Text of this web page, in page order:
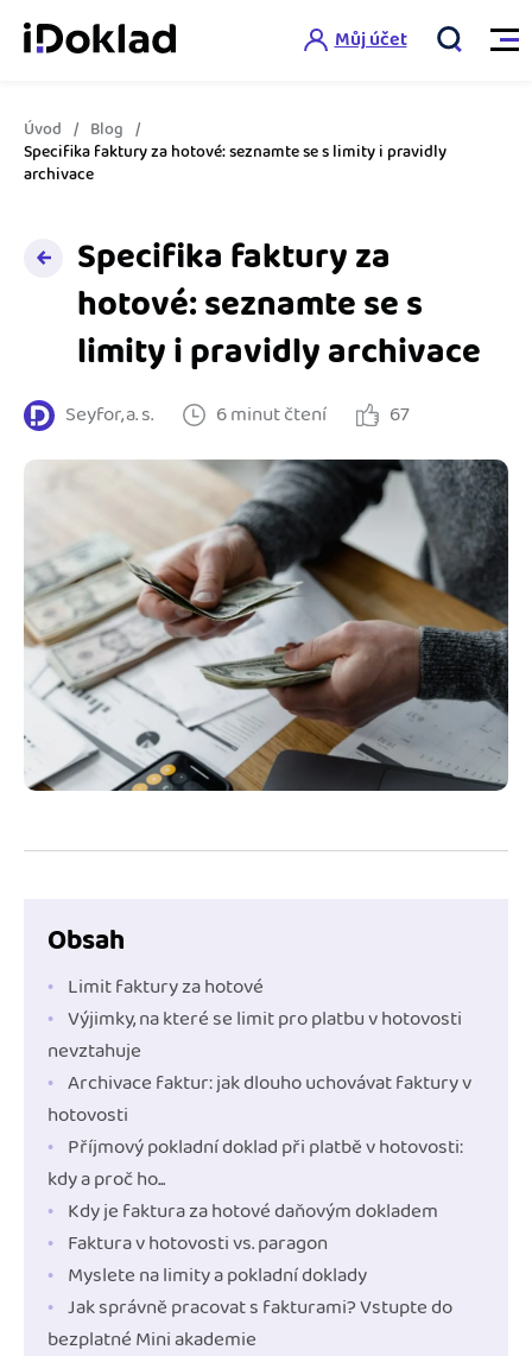
Vlastnosti
Správa kontaktů
Hlídání cashflow
Výkazy pro úřady
Propojení na další systémy
Spřátelené účetní
Katalog doplňků
Vzdělání
Nápověda
Jak začít s iDokladem
Jak se vyznat ve fakturaci
Blog
mini akademie
Fakturační poradna
Šablona pro neplátce DPH
Registrovat ZDARMA
Můj účet
Úvod
Blog
Specifika faktury za hotové: seznamte se s limity i pravidly
archivace
Specifika faktury za
hotové: seznamte se s
limity i pravidly archivace
Seyfor, a. s. 6 minut čtení 67
Obsah
Limit faktury za hotové
Výjimky, na které se limit pro platbu v hotovosti
nevztahuje
Archivace faktur: jak dlouho uchovávat faktury v
hotovosti
Příjmový pokladní doklad při platbě v hotovosti:
kdy a proč ho...
Kdy je faktura za hotové daňovým dokladem
Faktura v hotovosti vs. paragon
Myslete na limity a pokladní doklady
Jak správně pracovat s fakturami? Vstupte do
bezplatné Mini akademie